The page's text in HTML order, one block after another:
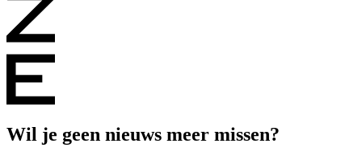
Wil je geen nieuws meer missen?